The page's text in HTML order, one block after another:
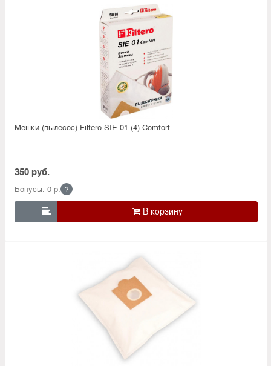
Мешки (пылесос) Filtero SIE 01 (4) Comfort
350 руб.
Бонусы: 0 р. ?
